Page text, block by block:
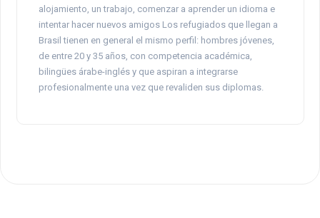
alojamiento, un trabajo, comenzar a aprender un idioma e
intentar hacer nuevos amigos Los refugiados que llegan a
Brasil tienen en general el mismo perfil: hombres jóvenes,
de entre 20 y 35 años, con competencia académica,
bilingües árabe-inglés y que aspiran a integrarse
profesionalmente una vez que revaliden sus diplomas.